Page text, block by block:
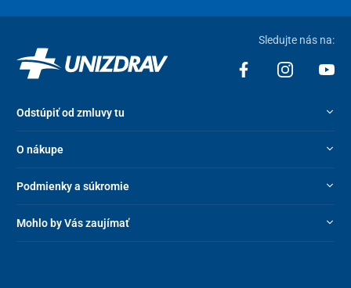
Sledujte nás na:
Odstúpiť od zmluvy tu
O nákupe
Podmienky a súkromie
Mohlo by Vás zaujímať